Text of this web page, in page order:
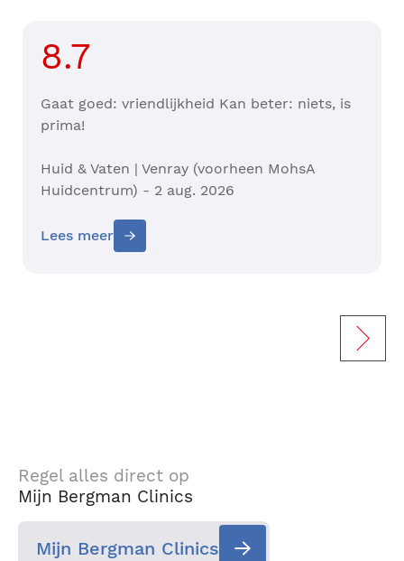
8.7
Gaat goed: vriendlijkheid Kan beter: niets, is
prima!
Huid & Vaten | Venray (voorheen MohsA
Huidcentrum) - 2 aug. 2026
Lees meer
Regel alles direct op
Mijn Bergman Clinics
Mijn Bergman Clinics